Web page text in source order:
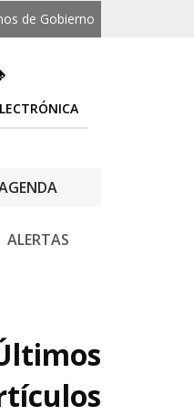
de Gobierno
ALERTAS